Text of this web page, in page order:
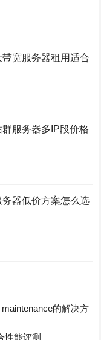
宽服务器租用适合
服务器多IP段价格
器低价方案怎么选
的解决方
性能评测